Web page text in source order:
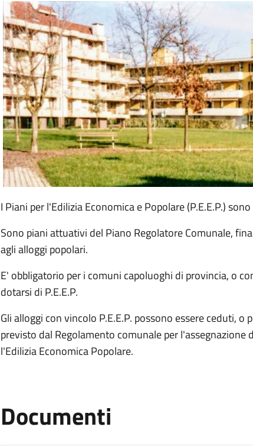
I Piani per l'Edilizia Economica e Popolare (P.E.E.P.)
Sono piani attuativi del Piano Regolatore Comunale,
agli alloggi popolari.
E' obbligatorio per i comuni capoluoghi di provincia, o
dotarsi di P.E.E.P.
Gli alloggi con vincolo P.E.E.P. possono essere ceduti,
previsto dal Regolamento comunale per
l'Edilizia Economica Popolare.
Documenti